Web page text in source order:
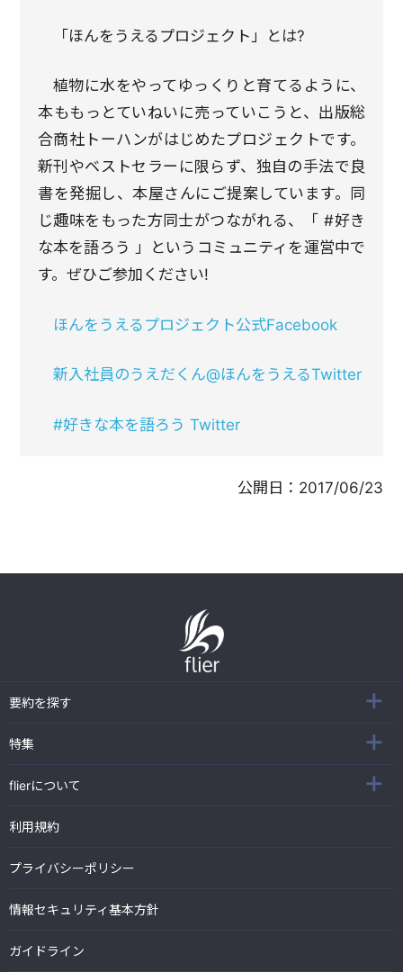
「ほんをうえるプロジェクト」とは?
植物に水をやってゆっくりと育てるように、
本ももっとていねいに売っていこうと、出版総
合商社トーハンがはじめたプロジェクトです。
新刊やベストセラーに限らず、独自の手法で良
書を発掘し、本屋さんにご提案しています。同
じ趣味をもった方同士がつながれる、「 #好き
な本を語ろう 」というコミュニティを運営中で
す。ぜひご参加ください!
ほんをうえるプロジェクト公式Facebook
新入社員のうえだくん@ほんをうえるTwitter
#好きな本を語ろう Twitter
公開日： 2017/06/23
要約を探す
特集
flierについて
利用規約
プライバシーポリシー
情報セキュリティ基本方針
ガイドライン